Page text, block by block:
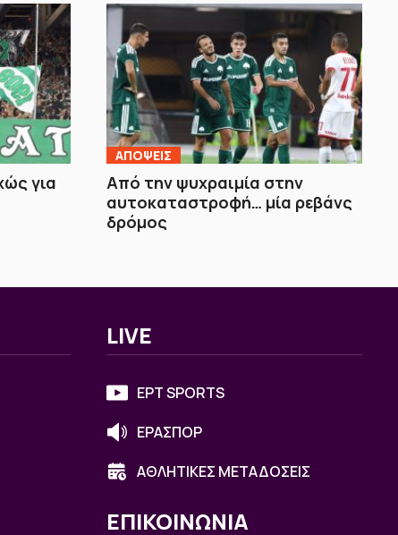
για
ΑΠΟΨΕΙΣ
Από την ψυχραιμία στην
αυτοκαταστροφή… μία ρεβάνς
δρόμος
LIVE
ΕΡΤ SPORTS
ΕΡΑΣΠΟΡ
ΑΘΛΗΤΙΚΕΣ ΜΕΤΑΔΟΣΕΙΣ
ΕΠΙΚΟΙΝΩΝΙΑ